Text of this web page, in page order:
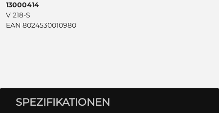
13000414
V 218-S
EAN 8024530010980
SPEZIFIKATIONEN